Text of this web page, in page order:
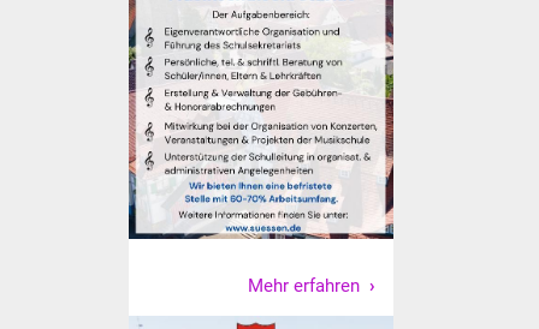
Sportanlagen
Tourismus
Erlebnisregion
Schwäbischer Albtrauf
Route der
Industriekultur
Lebenslagen
Mehr erfahren